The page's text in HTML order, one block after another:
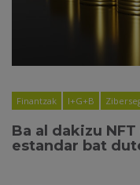
Finantzak I+G+B
Ba al dakizu
estandar bat